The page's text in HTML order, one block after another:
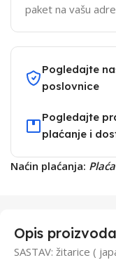
paket na vašu
Pogledajte
poslovnice
Pogledajte
plaćanje i
Naćin plaćanja:
Opis proizvoda
SASTAV: žitarice (